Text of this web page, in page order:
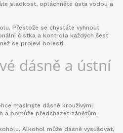
sladkost, opláchněte ústa vodou a
Přestože se chystáte vyhnout
čistka a kontrola každých šest
se projeví bolestí.
dásně a ústní
masírujte dásně krouživými
a pomůže předcházet zánětům.
Alkohol může dásně vysušovat,